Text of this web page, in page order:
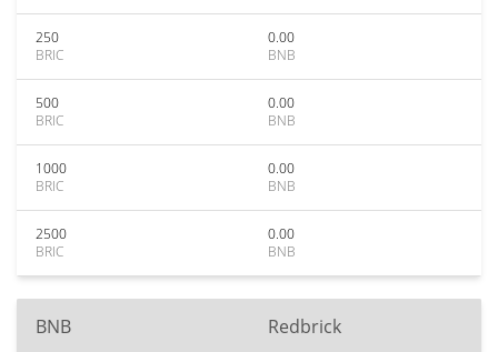
250
BRIC
0.00
BNB
500
BRIC
0.00
BNB
1000
BRIC
0.00
BNB
2500
BRIC
0.00
BNB
BNB Redbrick